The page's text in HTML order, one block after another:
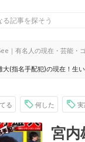
｜有名人の現在・芸能・
大(指名手配犯)の現在！生
る 何した 実
宮内